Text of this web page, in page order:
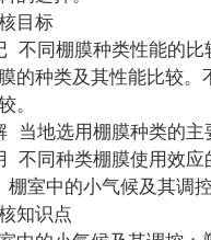
目标
同棚膜种类性能的比
的种类及其性能比较。
。
地选用棚膜种类的主
同种类棚膜使用效应
中的小气候及其调
识点